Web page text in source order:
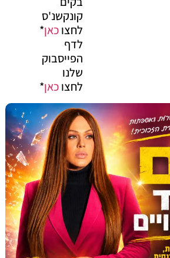
קונקשנ'ס
לחצוכאן*
הפייסבוק
לחצוכאן*